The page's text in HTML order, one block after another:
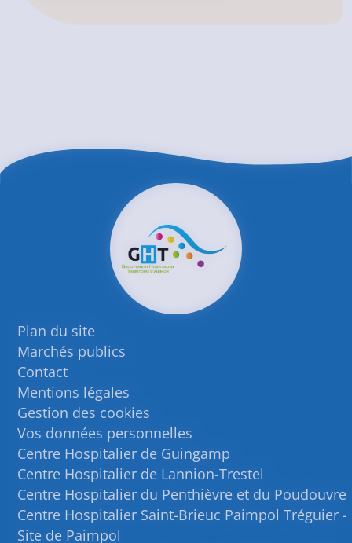
Plan du site
Marchés publics
Contact
Mentions légales
Gestion des cookies
Vos données personnelles
Centre Hospitalier de Guingamp
Centre Hospitalier de Lannion-Trestel
Centre Hospitalier du Penthièvre et du Poudouvre
Centre Hospitalier Saint-Brieuc Paimpol Tréguier -
Site de Paimpol